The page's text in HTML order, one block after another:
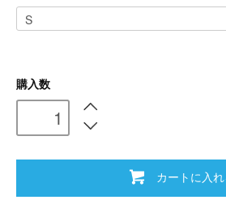
購入数
カートに入れ